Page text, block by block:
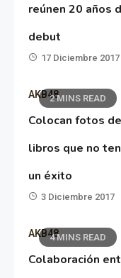
reúnen 20 años
debut
17 Diciembre 2017
2 MINS READ
AKB48
Colocan fotos
libros que no
un éxito
3 Diciembre 2017
4 MINS READ
AKB48
Colaboración